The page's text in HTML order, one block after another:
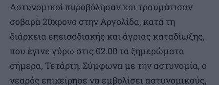
Αστυνομικοί πυροβόλησαν και τραυμάτισαν
σοβαρά 20χρονο στην Αργολίδα, κατά τη
διάρκεια επεισοδιακής και άγριας καταδίωξης,
που έγινε γύρω στις 02.00 τα ξημερώματα
σήμερα, Τετάρτη. Σύμφωνα με την αστυνομία, ο
νεαρός επιχείρησε να εμβολίσει αστυνομικούς,